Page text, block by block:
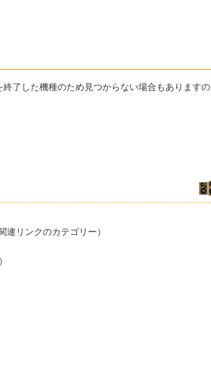
了した機種のため見つからない場合もありますの
リンクのカテゴリー）